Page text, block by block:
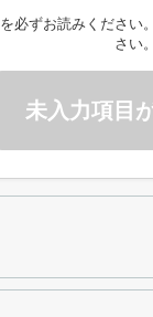
を必ずお読みください
さい。
未入力項目